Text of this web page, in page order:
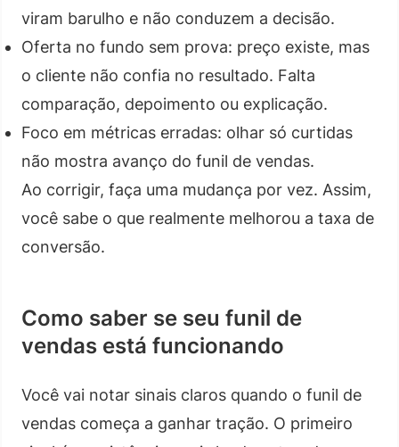
viram barulho e não conduzem a decisão.
Oferta no fundo sem prova: preço existe, mas
o cliente não confia no resultado. Falta
comparação, depoimento ou explicação.
Foco em métricas erradas: olhar só curtidas
não mostra avanço do funil de vendas.
Ao corrigir, faça uma mudança por vez. Assim,
você sabe o que realmente melhorou a taxa de
conversão.
Como saber se seu funil de
vendas está funcionando
Você vai notar sinais claros quando o funil de
vendas começa a ganhar tração. O primeiro